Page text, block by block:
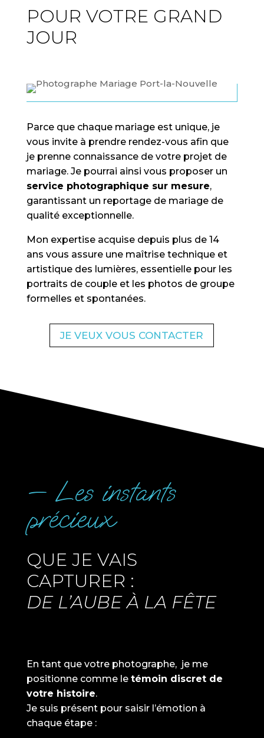
POUR VOTRE GRAND
JOUR
Parce que chaque mariage est unique, je
vous invite à prendre rendez-vous afin que
je prenne connaissance de votre projet de
mariage. Je pourrai ainsi vous proposer un
service photographique sur mesure,
garantissant un reportage de mariage de
qualité exceptionnelle.
Mon expertise acquise depuis plus de 14
ans vous assure une maîtrise technique et
artistique des lumières, essentielle pour les
portraits de couple et les photos de groupe
formelles et spontanées.
JE VEUX VOUS CONTACTER
— Les instants
précieux
QUE JE VAIS
CAPTURER :
DE L’AUBE À LA FÊTE
En tant que votre photographe, je me
positionne comme le témoin discret de
votre histoire.
Je suis présent pour saisir l’émotion à
chaque étape :